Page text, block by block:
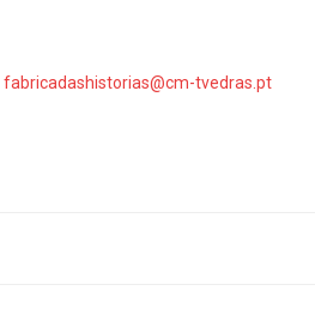
fabricadashistorias@cm-tvedras.pt